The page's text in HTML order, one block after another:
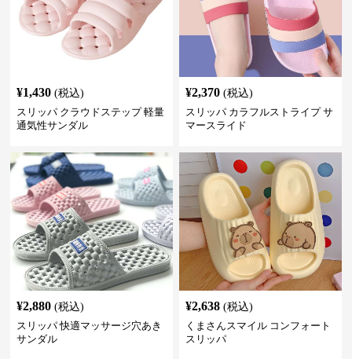
¥1,430 (税込)
スリッパ クラウドステップ 軽量
通気性サンダル
¥2,370 (税込)
スリッパ カラフルストライプ サ
マースライド
¥2,880 (税込)
スリッパ 快適マッサージ穴あき
サンダル
¥2,638 (税込)
くまさんスマイル コンフォート
スリッパ